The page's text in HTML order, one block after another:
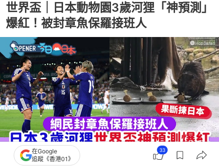
世界盃｜日本動物園3歲河狸「神預測」
爆紅！被封章魚保羅接班人
撰文：奶茶妹
在Google
追蹤《香港01》
33